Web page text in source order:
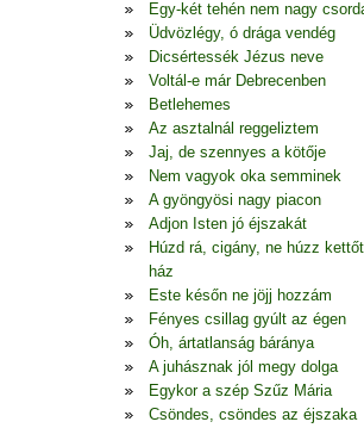
Egy-két tehén nem nagy
Üdvözlégy, ó drága vendég
Dicsértessék Jézus neve
Voltál-e már Debrecenben
Betlehemes
Az asztalnál reggeliztem
Jaj, de szennyes a kötője
Nem vagyok oka semminek
A gyöngyösi nagy piacon
Adjon Isten jó éjszakát
Húzd rá, cigány, ne húzz
ház
Este későn ne jöjj hozzám
Fényes csillag gyúlt az égen
Óh, ártatlanság báránya
A juhásznak jól megy dolga
Egykor a szép Szűz Mária
Csöndes, csöndes az éjszaka